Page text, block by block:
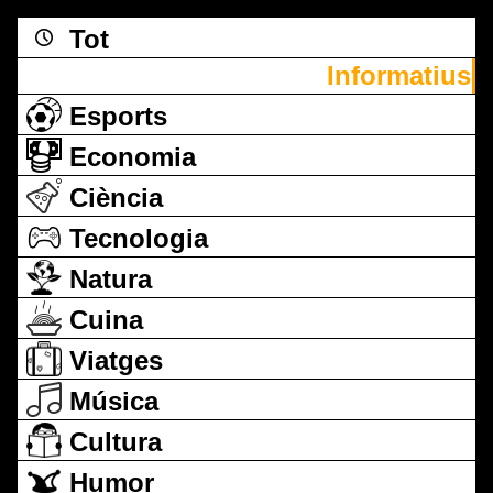
Tot
Informatius
Esports
Economia
Ciència
Tecnologia
Natura
Cuina
Viatges
Música
Cultura
Humor